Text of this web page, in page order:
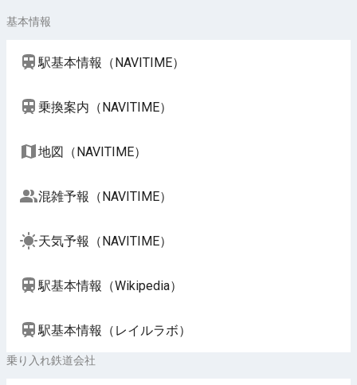
基本情報
駅基本情報（NAVITIME）
乗換案内（NAVITIME）
地図（NAVITIME）
混雑予報（NAVITIME）
天気予報（NAVITIME）
駅基本情報（Wikipedia）
駅基本情報（レイルラボ）
乗り入れ鉄道会社